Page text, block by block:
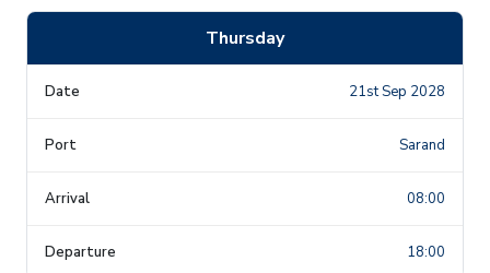
Thursday
21st Sep 2028
Sarand
08:00
18:00